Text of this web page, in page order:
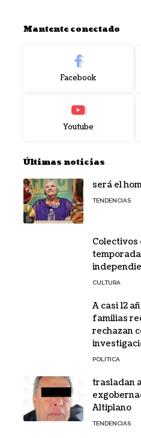
Mantente conectado
Facebook
Youtube
Últimas noticias
será el
TENDENCIAS
Colectivos
CULTURA
A casi 12
familias
rechazan
POLÍTICA
trasladan
Altiplano
TENDENCIAS